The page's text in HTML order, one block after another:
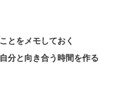
とをメモしておく
分と向き合う時間を作る